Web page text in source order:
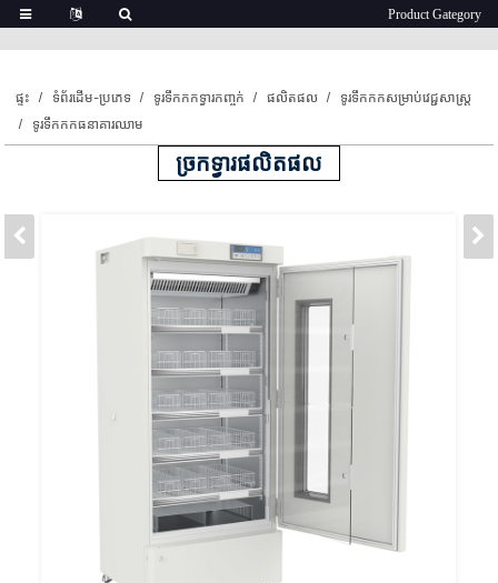
ផ្ទះ ទំព័រដើម-ប្រភេទ ទូរទឹកកកទ្វារកញ្ចក់ ផលិតផល
ទូរទឹកកកសម្រាប់វេជ្ជសាស្ត្រ
ទូរទឹកកកធនាគារឈាម
ច្រកទ្វារផលិតផល